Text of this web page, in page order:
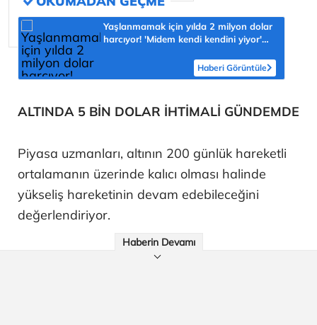
Yaşlanmamak için yılda 2 milyon dolar
harcıyor! 'Midem kendi kendini yiyor'
Haberi Görüntüle
ALTINDA 5 BİN DOLAR İHTİMALİ GÜNDEMDE
Piyasa uzmanları, altının 200 günlük hareketli
ortalamanın üzerinde kalıcı olması halinde
yükseliş hareketinin devam edebileceğini
değerlendiriyor.
Haberin Devamı